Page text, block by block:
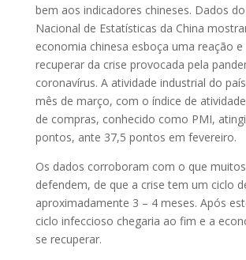
bem aos indicadores chineses. Dados
Nacional de Estatísticas da China
economia chinesa esboça uma reação
recuperar da crise provocada pela
coronavírus. A atividade industrial do
mês de março, com o índice de
de compras, conhecido como PMI,
pontos, ante 37,5 pontos em fevereiro.
Os dados corroboram com o que
defendem, de que a crise tem um ciclo
aproximadamente 3 – 4 meses. Após
ciclo infeccioso chegaria ao fim e a
se recuperar.